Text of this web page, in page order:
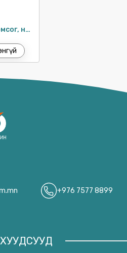
Kotex торгомсог, нимгэн ариун цэврийн хэрэглэл 21см / 18ш
+976 7577 8899